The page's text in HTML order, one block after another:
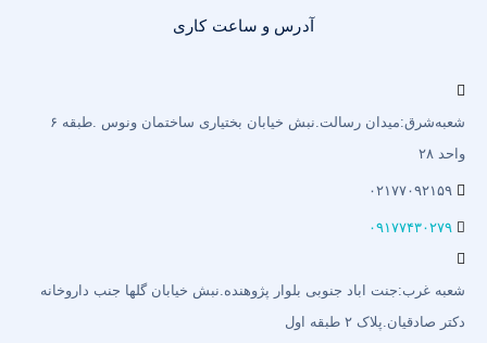
آدرس و ساعت کاری
شعبه‌شرق:میدان رسالت.نبش خیابان بختیاری‌ ساختمان ونوس .طبقه ۶
واحد ۲۸
۰۲۱۷۷۰۹۲۱۵۹
۰۹۱۷۷۴۳۰۲۷۹
شعبه غرب:جنت اباد جنوبی بلوار پژوهنده.نبش خیابان گلها جنب داروخانه
دکتر صادقیان.پلاک ۲ طبقه اول